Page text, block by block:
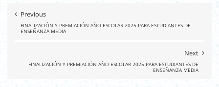
Previous
FINALIZACIÓN Y PREMIACIÓN AÑO ESCOLAR 2025 PARA ESTUDIANTES DE
ENSEÑANZA MEDIA
Next
FINALIZACIÓN Y PREMIACIÓN AÑO ESCOLAR 2025 PARA ESTUDIANTES DE
ENSEÑANZA MEDIA